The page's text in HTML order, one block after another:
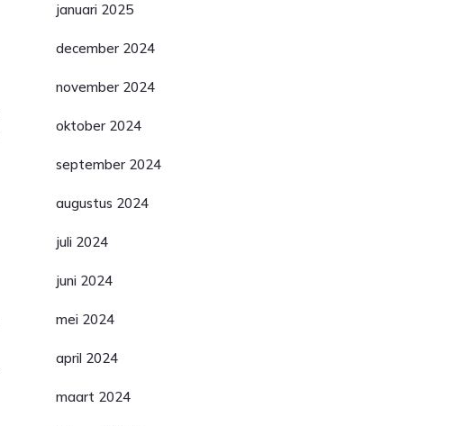
januari 2025
december 2024
november 2024
oktober 2024
september 2024
augustus 2024
juli 2024
juni 2024
mei 2024
april 2024
maart 2024